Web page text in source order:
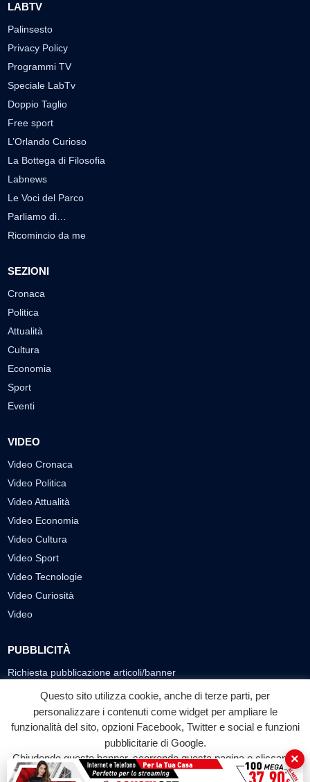
LABTV
Palinsesto
Privacy Policy
Programmi TV
Speciale LabTv
Doppio Taglio
Free sport
L’Orlando Curioso
La Bottega di Filosofia
Labnews
Le Voci del Parco
Parliamo di…
Ricomincio da me
SEZIONI
Cronaca
Politica
Attualità
Cultura
Economia
Sport
Eventi
VIDEO
Video Cronaca
Video Politica
Video Attualità
Video Economia
Video Cultura
Video Sport
Video Tecnologie
Video Curiosità
Video
PUBBLICITÀ
Richiesta pubblicazione articoli/banner
SEGUICI SUI SOCIAL
f
Facebook
◎ ▶
YouTube
Questo sito utilizza cookie, anche di terze parti, per
personalizzare i contenuti come widget per ampliare le
funzionalità del sito, opzioni Facebook, Twitter e social e funzioni
pubblicitarie di Google.
Chiudendo questo banner, scorrendo questa pagina o cliccando
su qualunque suo elemento acconsenti all'uso dei cookie.
×